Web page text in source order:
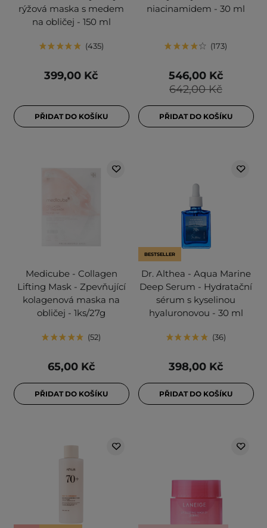
rýžová maska s medem
na obličej - 150 ml
435
399,00 Kč
PŘIDAT DO KOŠÍKU
niacinamidem - 30 ml
173
642,00 Kč
546,00 Kč
PŘIDAT DO KOŠÍKU
Medicube - Collagen
Lifting Mask - Zpevňující
kolagenová maska na
obličej - 1ks/27g
52
65,00 Kč
PŘIDAT DO KOŠÍKU
BESTSELLER
Dr. Althea - Aqua Marine
Deep Serum - Hydratační
sérum s kyselinou
hyaluronovou - 30 ml
36
398,00 Kč
PŘIDAT DO KOŠÍKU